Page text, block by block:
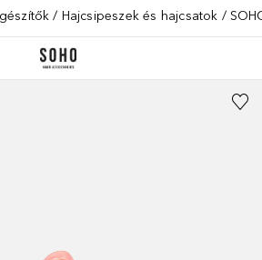
Hajcsipeszek és hajcsatok